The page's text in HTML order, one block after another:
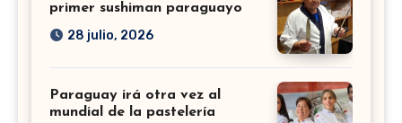
primer sushiman paraguayo
28 julio, 2026
Paraguay irá otra vez al
mundial de la pastelería